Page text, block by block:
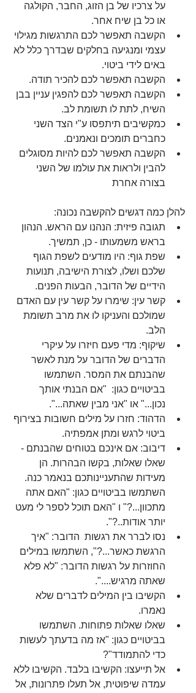
על צרכיו של בן הזוג, החבר, הקולגה
או כל בן שיח אחר.
הקשבה תאפשר לכם התרגשות מגילוי
עצמי ומנגיעה בחלקים שבדרך כלל לא
באים לידי ביטוי.
הקשבה תאפשר לכם להכיר תודה.
הקשבה תאפשר לכם להפגין עניין בבן
השיח, לתת לו תשומת לב.
כמקשיבים תיתפסו ע"י הצד השני
כחברים תומכים ונאמנים.
הקשבה תאפשר לכם להיות מסוגלים
להבין ולראות את עולמו של השני
בצורה אחרת
להלן כמה דגשים להקשבה נכונה:
תגובה פיזית: הנהנו עם הראש. הנהון
בראש משמעותו - כן, תמשיך.
שפת גוף: היו מודעים לשפת הגוף
שלכם ושלו, לצורת הישיבה, תנועות
הידיים של הדובר, הבעות הפנים.
קשר עין: שימרו על קשר עין עם האדם
שמולכם והעניקו לו את מרב תשומת
הלב.
שיקוף: מדי פעם חיזרו על עיקרי
הדברים של הדובר על מנת לאשר
שהבנתם את המסר. השתמשו
בביטויים כגון:  "אם הבנתי אותך
נכון..." או "אני מבין שאתה...".
הדהוד: חזרו על מילים חשובות בצירוף
ביטוי לרגש ומתן אמפתיה.
דיבוב: אם אינכם בטוחים שהבנתם -
שאלו שאלות, בקשו הבהרות. הן
מעידות שהתעניינותכם בנאמר כנה.
השתמשו בביטויים כגון: "האם אתה
מתכוון...?" ו "האם תוכל לספר לי מעט
יותר אודות..?".
נסו לברר את רגשות  הדובר: "איך
הרגשת כאשר...?", השתמשו במילים
החוזרות על רגשות הדובר: "לא פלא
שאתה מרגיש....".
הקשיבו בין המילים לדברים שלא
נאמרו.
שאלו שאלות פתוחות. השתמשו
בביטויים כגון: "אז מה בדעתך לעשות
כדי להתמודד"?
אל תייעצו: הקשיבו בלבד. הקשיבו ללא
עמדה שיפוטית, אל תעלו פתרונות, אל